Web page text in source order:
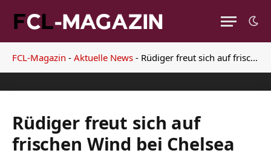
FCL-Magazin - Aktuelle News - Rüdiger freut sich auf frischen Wind bei Chelsea
Rüdiger freut sich auf
frischen Wind bei Chelsea